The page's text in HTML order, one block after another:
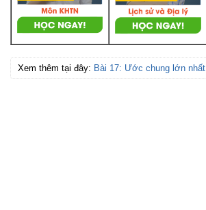
Xem thêm tại đây: Bài 17: Ước chung lớn nhất